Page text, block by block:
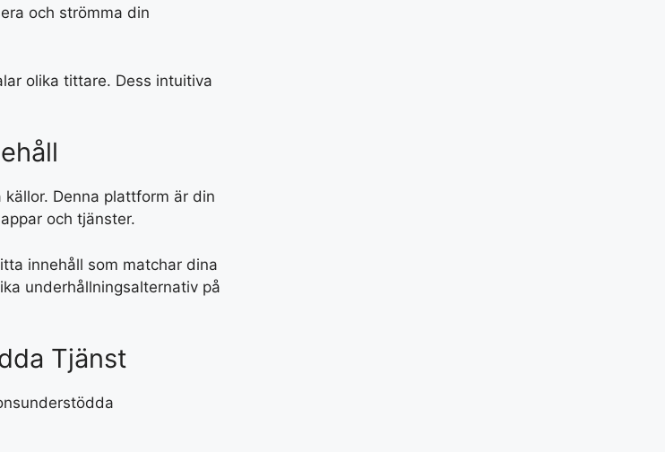
och strömma din
olika tittare. Dess intuitiva
källor. Denna plattform är din
och tjänster.
innehåll som matchar dina
underhållningsalternativ på
Tjänst